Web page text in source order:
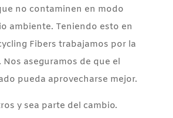
no contaminen en modo
ambiente. Teniendo esto en
Fibers trabajamos por la
aseguramos de que el
pueda aprovecharse mejor.
y sea parte del cambio.